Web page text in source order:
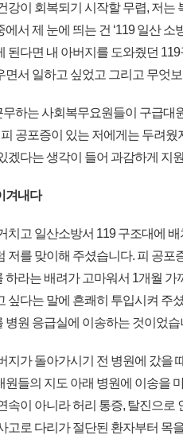
강이 회복되기 시작할 무렵, 저
에서 제 눈에 띄는 건 ‘119 일산 소
된다면 내 아버지를 도와줬던
면서 일하고 싶었고 그리고 무엇
무하는 사회복무요원들이 구급대
피 공포증이 있는 저에게는 두려
겠다는 생각이 들어 과감하게 지
겨내다
치고 일산소방서 119 구조대에
저를 맞이해 주셨습니다. 피 공
하라는 배려가 고마워서 1개월
싶다는 말에 흔쾌히 투입시켜 주
병원 응급실에 이송하는 것이었습
지가 돌아가시기 전 병원에 갔을
원들의 지도 아래 병원에 이송을
속이 아니라 허리 통증, 탈진으로
고로 다리가 절단된 환자부터 목